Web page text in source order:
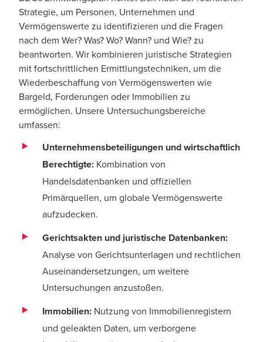
Strategie, um Personen, Unternehmen und
Vermögenswerte zu identifizieren und die Fragen
nach dem Wer? Was? Wo? Wann? und Wie? zu
beantworten. Wir kombinieren juristische Strategien
mit fortschrittlichen Ermittlungstechniken, um die
Wiederbeschaffung von Vermögenswerten wie
Bargeld, Forderungen oder Immobilien zu
ermöglichen. Unsere Untersuchungsbereiche
umfassen:
Unternehmensbeteiligungen und wirtschaftlich
Berechtigte: Kombination von
Handelsdatenbanken und offiziellen
Primärquellen, um globale Vermögenswerte
aufzudecken.
Gerichtsakten und juristische Datenbanken:
Analyse von Gerichtsunterlagen und rechtlichen
Auseinandersetzungen, um weitere
Untersuchungen anzustoßen.
Immobilien: Nutzung von Immobilienregistern
und geleakten Daten, um verborgene